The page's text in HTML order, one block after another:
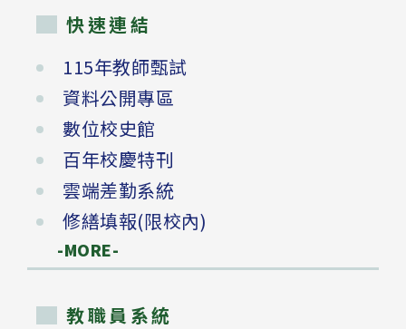
快速連結
115年教師甄試
資料公開專區
數位校史館
百年校慶特刊
雲端差勤系統
修繕填報(限校內)
-MORE-
教職員系統